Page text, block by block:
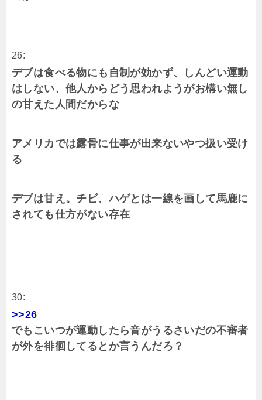
26:
デブは食べる物にも自制が効かず、しんどい運動
はしない、他人からどう思われようがお構い無し
の甘えた人間だからな
アメリカでは露骨に仕事が出来ないやつ扱い受け
る
デブは甘え。チビ、ハゲとは一線を画して馬鹿に
されても仕方がない存在
30:
>>26
でもこいつが運動したら音がうるさいだの不審者
が外を徘徊してるとか言うんだろ？